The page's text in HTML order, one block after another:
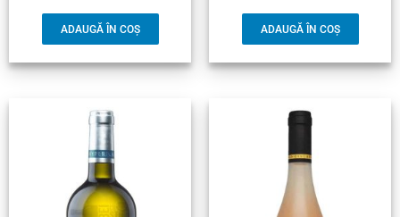
ADAUGĂ ÎN COȘ ADAUGĂ ÎN COȘ